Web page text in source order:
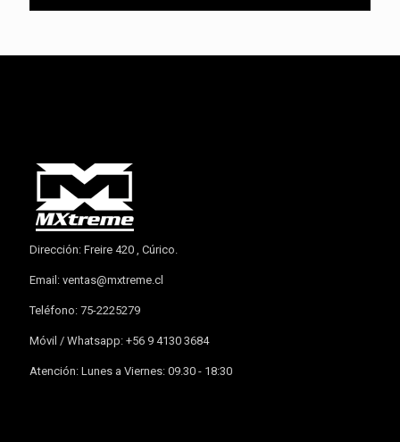
Dirección: Freire 420 , Cúrico.
Email: ventas@mxtreme.cl
Teléfono: 75-2225279
Móvil / Whatsapp: +56 9 4130 3684
Atención: Lunes a Viernes: 09.30 - 18:30